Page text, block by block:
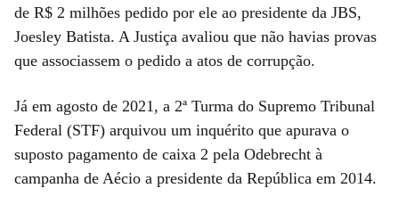
de R$ 2 milhões pedido por ele ao presidente da JBS,
Joesley Batista. A Justiça avaliou que não havias provas
que associassem o pedido a atos de corrupção.
Já em agosto de 2021, a 2ª Turma do Supremo Tribunal
Federal (STF) arquivou um inquérito que apurava o
suposto pagamento de caixa 2 pela Odebrecht à
campanha de Aécio a presidente da República em 2014.